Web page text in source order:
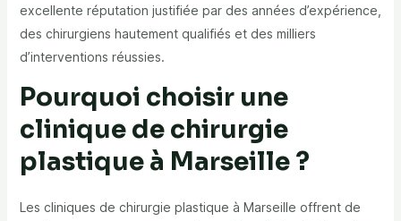
excellente réputation justifiée par des années d’expérience,
des chirurgiens hautement qualifiés et des milliers
d’interventions réussies.
Pourquoi choisir une
clinique de chirurgie
plastique à Marseille ?
Les cliniques de chirurgie plastique à Marseille offrent de